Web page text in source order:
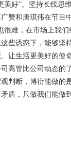
美好”。坚持长线思
赞和唐琪伟在节目
很难，在市场上我
些诱惑下，能够坚
让生活更美好的使
高管比公司动态的
判断，博衍能做的
盾，只做我们能做